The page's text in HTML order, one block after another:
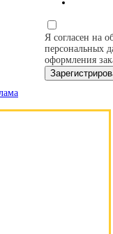
Я согласен на
персональных
оформления